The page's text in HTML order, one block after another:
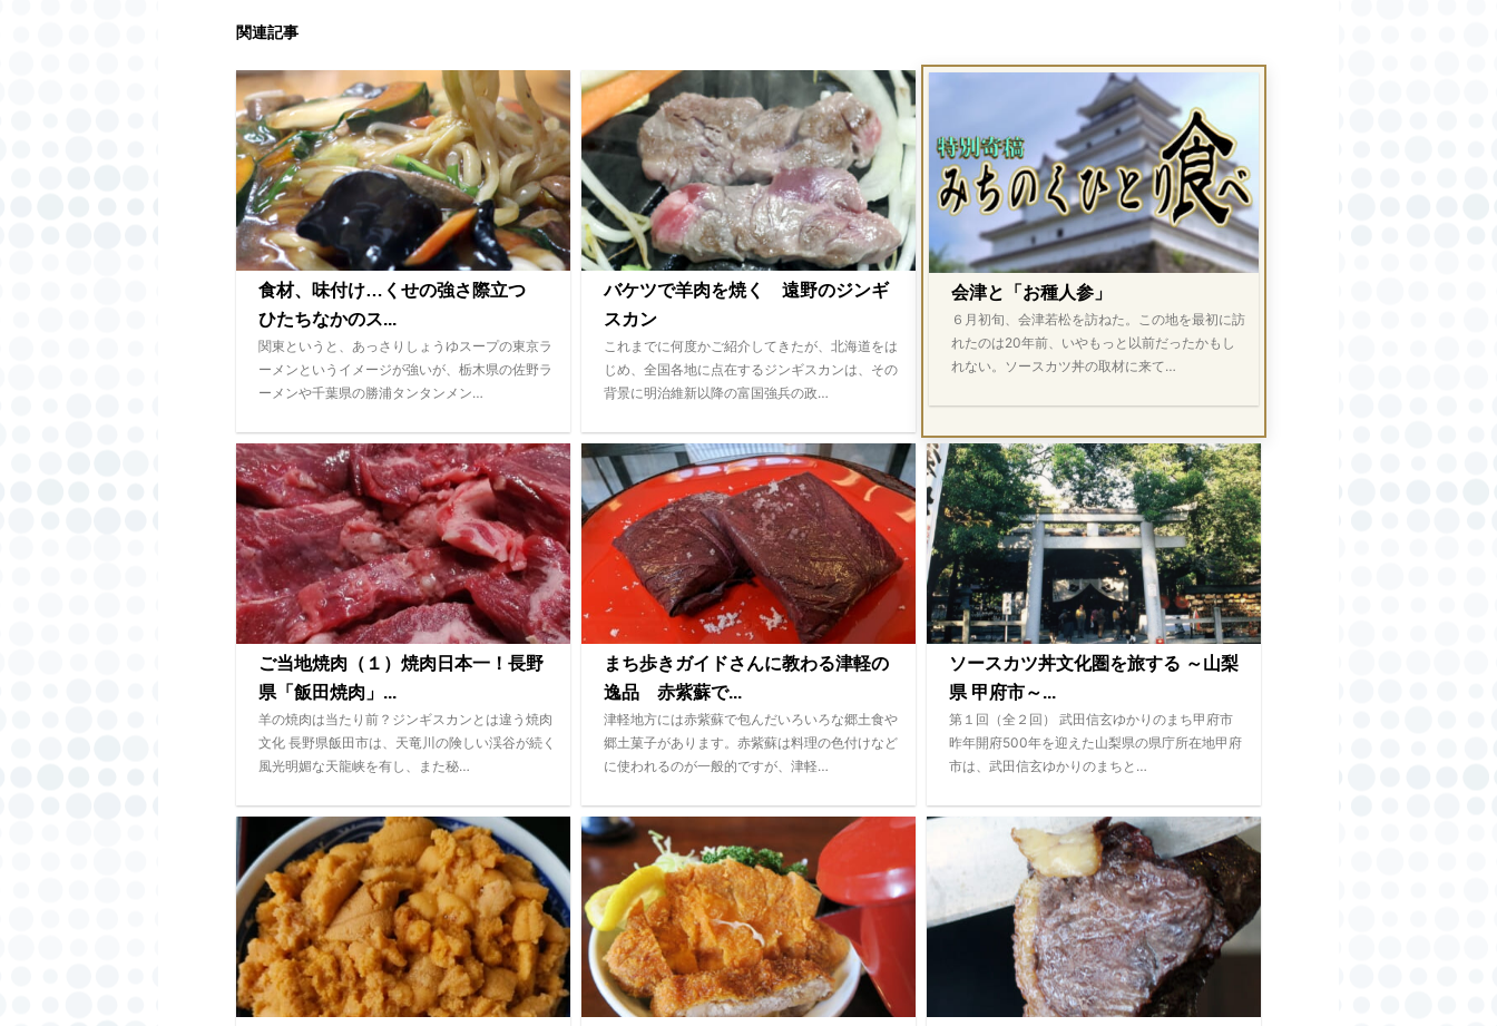
関連記事
食材、味付け…くせの強さ際立つ
ひたちなかのス...
関東というと、あっさりしょうゆスープの東京ラ
ーメンというイメージが強いが、栃木県の佐野ラ
ーメンや千葉県の勝浦タンタンメン…
バケツで羊肉を焼く 遠野のジンギ
スカン
これまでに何度かご紹介してきたが、北海道をは
じめ、全国各地に点在するジンギスカンは、その
背景に明治維新以降の富国強兵の政…
会津と「お種人参」
６月初旬、会津若松を訪ねた。この地を最初に訪
れたのは20年前、いやもっと以前だったかもし
れない。ソースカツ丼の取材に来て…
ご当地焼肉（１）焼肉日本一！長野
県「飯田焼肉」...
羊の焼肉は当たり前？ジンギスカンとは違う焼肉
文化 長野県飯田市は、天竜川の険しい渓谷が続く
風光明媚な天龍峡を有し、また秘…
まち歩きガイドさんに教わる津軽の
逸品 赤紫蘇で...
津軽地方には赤紫蘇で包んだいろいろな郷土食や
郷土菓子があります。赤紫蘇は料理の色付けなど
に使われるのが一般的ですが、津軽…
ソースカツ丼文化圏を旅する ～山梨
県 甲府市～...
第１回（全２回） 武田信玄ゆかりのまち甲府市
昨年開府500年を迎えた山梨県の県庁所在地甲府
市は、武田信玄ゆかりのまちと…